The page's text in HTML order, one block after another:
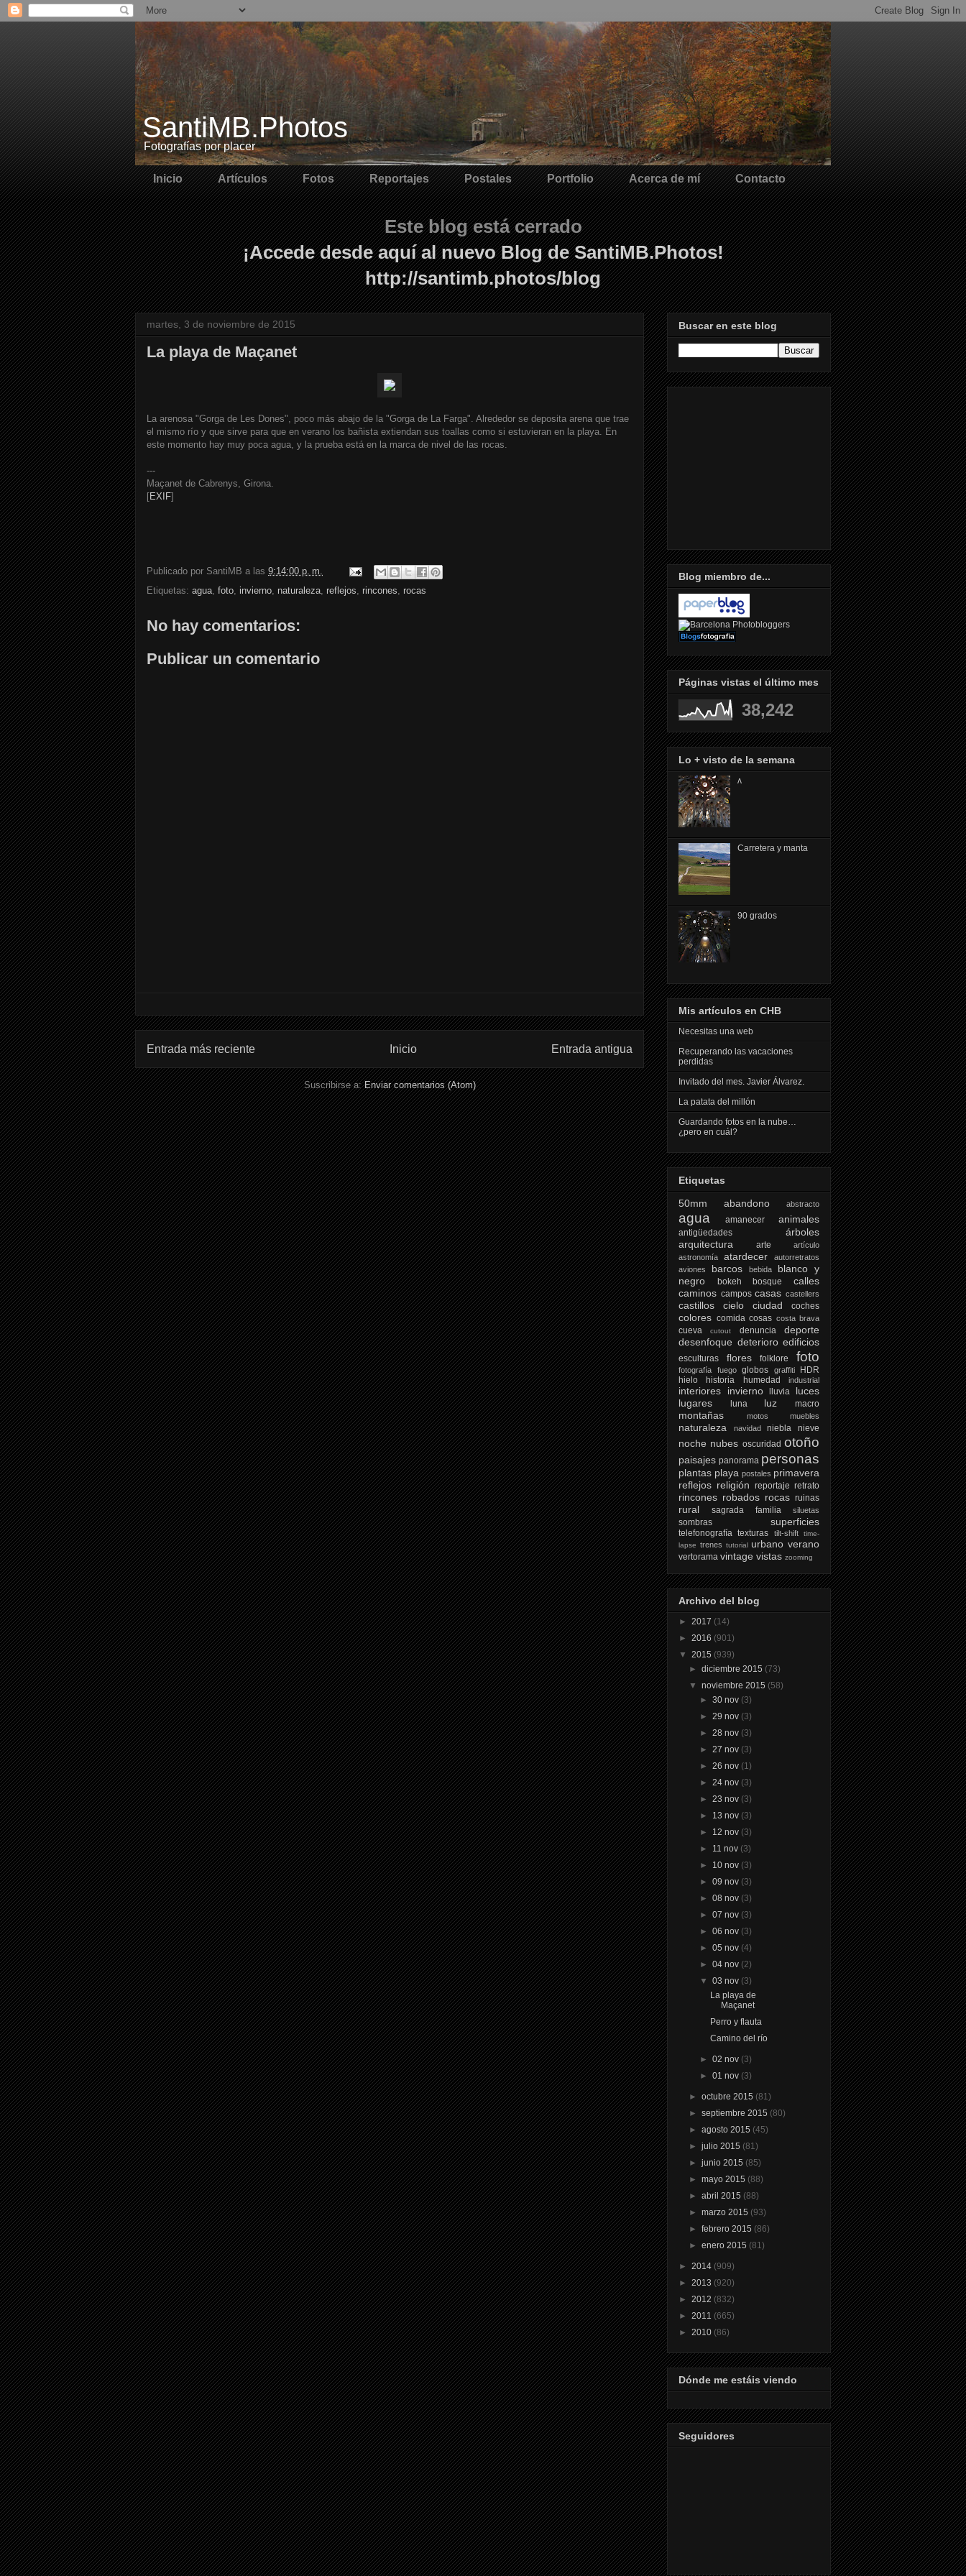
SantiMB.Photos
Fotografías por placer
Inicio Artículos Fotos Reportajes Postales Portfolio Acerca de mí Contacto
Este blog está cerrado
¡Accede desde aquí al nuevo Blog de SantiMB.Photos!
http://santimb.photos/blog
martes, 3 de noviembre de 2015
La playa de Maçanet
La arenosa "Gorga de Les Dones", poco más abajo de la "Gorga de La Farga". Alrededor se deposita arena que trae
el mismo río y que sirve para que en verano los bañista extiendan sus toallas como si estuvieran en la playa. En
este momento hay muy poca agua, y la prueba está en la marca de nivel de las rocas.
---
Maçanet de Cabrenys, Girona.
[EXIF]
Publicado por SantiMB a las 9:14:00 p. m.
Etiquetas: agua, foto, invierno, naturaleza, reflejos, rincones, rocas
No hay comentarios:
Publicar un comentario
Entrada más reciente Entrada antigua
Inicio
Suscribirse a:Enviar comentarios (Atom)
Buscar en este blog
Blog miembro de...
Páginas vistas el último mes
38,242
Lo + visto de la semana
ᴧ
Carretera y manta
90 grados
Mis artículos en CHB
Necesitas una web
Recuperando las vacaciones
perdidas
Invitado del mes. Javier Álvarez.
La patata del millón
Guardando fotos en la nube…
¿pero en cuál?
Etiquetas
50mm
abandono abstracto
agua amanecer animales
antigüedades
árboles
arquitectura
arte
artículo
astronomía
atardecer
autorretratos
aviones
barcos bebida
blanco y
negro
bokeh bosque
calles
caminos campos casas castellers
castillos cielo ciudad coches
colores comida cosas costa brava
cueva cutout denuncia
deporte
desenfoque deterioro edificios
esculturas flores folklore foto
fotografía fuego globos graffiti
HDR
hielo
historia humedad industrial
interiores invierno lluvia
luces
lugares
luna luz macro
montañas motos muebles
naturaleza navidad niebla nieve
noche nubes oscuridad otoño
paisajes panorama personas
plantas playa postales primavera
reflejos religión reportaje retrato
rincones robados rocas ruinas
rural sagrada familia siluetas
sombras superficies
telefonografía texturas tilt-shift
time-
lapse trenes tutorial urbano verano
vertorama vintage vistas zooming
Archivo del blog
► 2017 (14)
► 2016 (901)
▼ 2015 (939)
►diciembre 2015 (73)
▼noviembre 2015 (58)
► 30 nov (3)
► 29 nov (3)
► 28 nov (3)
► 27 nov (3)
► 26 nov (1)
► 24 nov (3)
► 23 nov (3)
► 13 nov (3)
► 12 nov (3)
► 11 nov (3)
► 10 nov (3)
► 09 nov (3)
► 08 nov (3)
► 07 nov (3)
► 06 nov (3)
► 05 nov (4)
► 04 nov (2)
▼ 03 nov (3)
La playa de
Maçanet
Perro y flauta
Camino del río
► 02 nov (3)
► 01 nov (3)
►octubre 2015 (81)
►septiembre 2015 (80)
►agosto 2015 (45)
►julio 2015 (81)
►junio 2015 (85)
►mayo 2015 (88)
►abril 2015 (88)
►marzo 2015 (93)
►febrero 2015 (86)
►enero 2015 (81)
► 2014 (909)
► 2013 (920)
► 2012 (832)
► 2011 (665)
► 2010 (86)
Dónde me estáis viendo
Seguidores